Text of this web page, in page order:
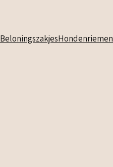
BeloningszakjesHondenriemen